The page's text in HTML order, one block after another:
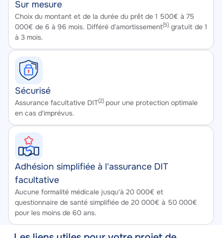
Sur mesure
Texte
Choix du montant et de la durée du prêt de 1 500€ à 75
000€ de 6 à 96 mois. Différé d'amortissement(5) gratuit de 1
à 3 mois.
Sécurisé
Texte
Assurance facultative DIT(2) pour une protection optimale
en cas d'imprévus.
Adhésion simplifiée à l'assurance DIT
facultative
Texte
Aucune formalité médicale jusqu'à 20 000€ et
questionnaire de santé simplifiée de 20 000€ à 50 000€
pour les moins de 60 ans.